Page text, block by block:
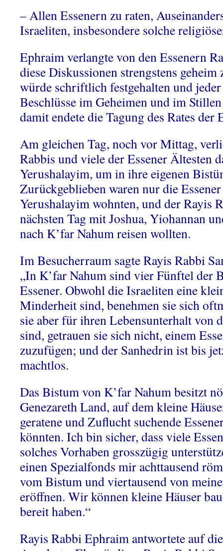
– Allen Essenern zu raten,
Israeliten, insbesondere solche
Ephraim verlangte von den Essenern
diese Diskussionen strengstens
würde schriftlich festgehalten und
Beschlüsse im Geheimen und im
damit endete die Tagung des Rates der
Am gleichen Tag, noch vor Mittag,
Rabbis und viele der Essener Ältesten
Yerushalayim, um in ihre eigenen
Zurückgeblieben waren nur die
Yerushalayim wohnten, und der Rayis
nächsten Tag mit Joshua, Yiohannan
nach K’far Nahum reisen wollten.
Im Besucherraum sagte Rayis Rabbi
„In K’far Nahum sind vier Fünftel der
Essener. Obwohl die Israeliten eine
Minderheit sind, benehmen sie sich
sie aber für ihren Lebensunterhalt von
sind, getrauen sie sich nicht, einem
zuzufügen; und der Sanhedrin ist bis
machtlos.
Das Bistum von K’far Nahum besitzt
Genezareth Land, auf dem kleine
geratene und Zuflucht suchende
könnten. Ich bin sicher, dass viele
solches Vorhaben grosszügig
einen Spezialfonds mir achttausend
vom Bistum und viertausend von
eröffnen. Wir können kleine Häuser
bereit haben.“
Rayis Rabbi Ephraim antwortete auf